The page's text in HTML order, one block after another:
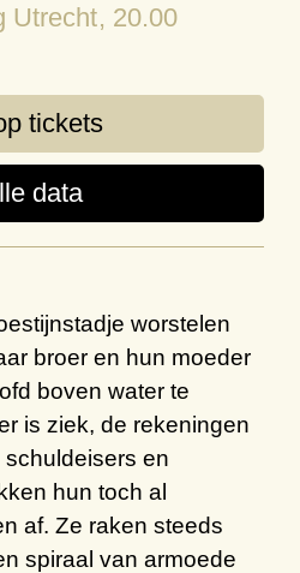
Utrecht, 20.00
tickets
data
worstelen
broer en hun moeder
boven water te
is ziek, de rekeningen
schuldeisers en
hun toch al
af. Ze raken steeds
spiraal van armoede